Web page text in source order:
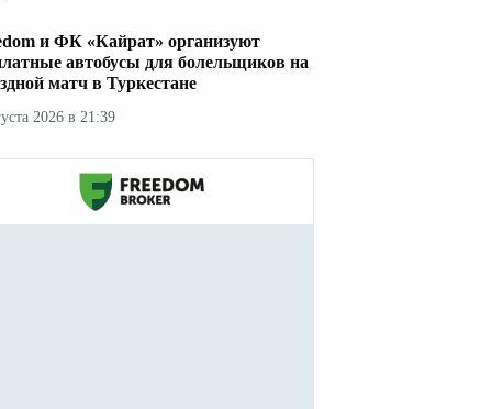
и ФК «Кайрат» организуют
автобусы для болельщиков на
матч в Туркестане
2026 в 21:39